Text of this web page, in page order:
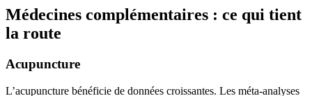
Médecines complémentaires : ce qui tient
la route
Acupuncture
L’acupuncture bénéficie de données croissantes. Les méta-analyses